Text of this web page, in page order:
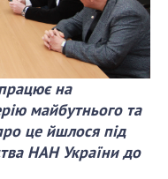
України
на
майбутнього та
це йшлося під
НАН України до